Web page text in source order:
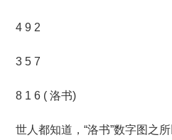
4 9 2
3 5 7
8 1 6 ( 洛书)
世人都知道，“洛书”数字图之